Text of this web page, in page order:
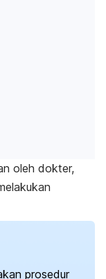
oleh dokter,
prosedur